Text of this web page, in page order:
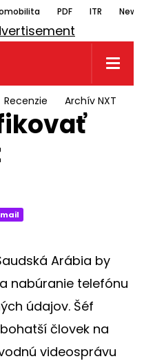
PDF ITR
Recenzie Archív NXT
Arábia by
nabúranie telefónu
údajov. Šéf
človek na
videosprávu